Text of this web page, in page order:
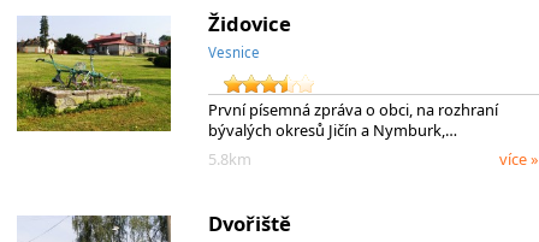
Židovice
Vesnice
První písemná zpráva o obci, na rozhraní
bývalých okresů Jičín a Nymburk,…
5.8km
více »
Dvořiště